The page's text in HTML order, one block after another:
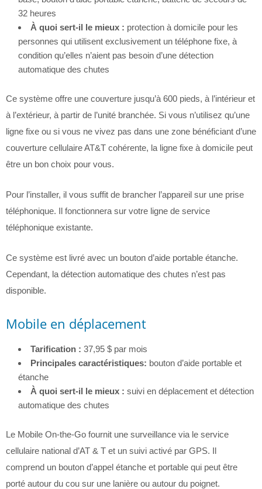
32 heures
À quoi sert-il le mieux : protection à domicile pour les
personnes qui utilisent exclusivement un téléphone fixe, à
condition qu’elles n’aient pas besoin d’une détection
automatique des chutes
Ce système offre une couverture jusqu’à 600 pieds, à l’intérieur et
à l’extérieur, à partir de l’unité branchée. Si vous n’utilisez qu’une
ligne fixe ou si vous ne vivez pas dans une zone bénéficiant d’une
couverture cellulaire AT&T cohérente, la ligne fixe à domicile peut
être un bon choix pour vous.
Pour l’installer, il vous suffit de brancher l’appareil sur une prise
téléphonique. Il fonctionnera sur votre ligne de service
téléphonique existante.
Ce système est livré avec un bouton d’aide portable étanche.
Cependant, la détection automatique des chutes n’est pas
disponible.
Mobile en déplacement
Tarification : 37,95 $ par mois
Principales caractéristiques: bouton d’aide portable et
étanche
À quoi sert-il le mieux : suivi en déplacement et détection
automatique des chutes
Le Mobile On-the-Go fournit une surveillance via le service
cellulaire national d’AT & T et un suivi activé par GPS. Il
comprend un bouton d’appel étanche et portable qui peut être
porté autour du cou sur une lanière ou autour du poignet.